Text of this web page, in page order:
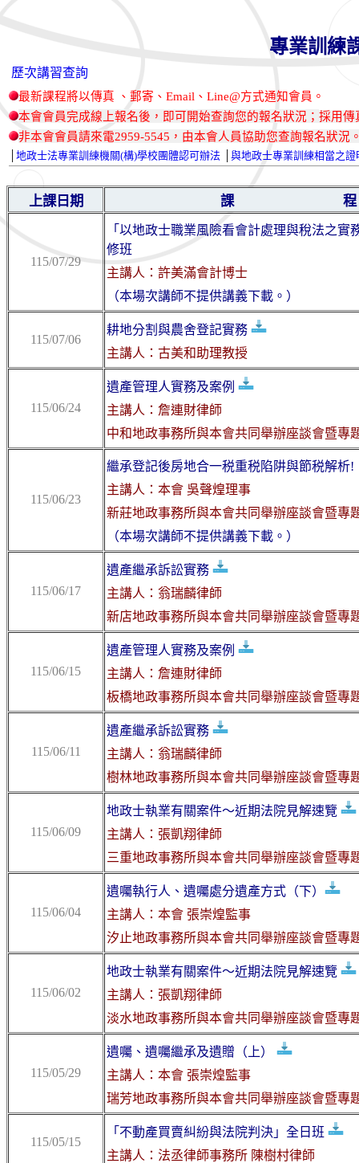
專業訓練
歷次講習查詢
最新課程將以傳真 、郵寄、Email、Line@方式通知會員。
本會會員完成線上報名後，即可開始查詢您的報名狀況； 採用傳
非本會會員請來電2959-5545，由本會人員協助您查詢報名狀況
地政士法專業訓練機關(構)學校團體認可辦法 與地政士專業訓練相當之
上課日期 課 程
115/07/29
「以地政士職業風險看會計處理與稅法之實
修班
主講人：許美滿會計博士
（本場次講師不提供講義下載。）
115/07/06
耕地分割與農舍登記實務
主講人：古美和助理教授
115/06/24
遺產管理人實務及案例
主講人：詹連財律師
中和地政事務所與本會共同舉辦座談會暨專
115/06/23
繼承登記後房地合一税重税陷阱與節税解析!
主講人：本會 吳聲煌理事
新莊地政事務所與本會共同舉辦座談會暨專
（本場次講師不提供講義下載。）
115/06/17
遺產繼承訴訟實務
主講人：翁瑞麟律師
新店地政事務所與本會共同舉辦座談會暨專
115/06/15
遺產管理人實務及案例
主講人：詹連財律師
板橋地政事務所與本會共同舉辦座談會暨專
115/06/11
遺產繼承訴訟實務
主講人：翁瑞麟律師
樹林地政事務所與本會共同舉辦座談會暨專
115/06/09
地政士執業有關案件〜近期法院見解速覽
主講人：張凱翔律師
三重地政事務所與本會共同舉辦座談會暨專
115/06/04
遺囑執行人、遺囑處分遺產方式（下）
主講人：本會 張崇煌監事
汐止地政事務所與本會共同舉辦座談會暨專
115/06/02
地政士執業有關案件〜近期法院見解速覽
主講人：張凱翔律師
淡水地政事務所與本會共同舉辦座談會暨專
115/05/29
遺囑、遺囑繼承及遺贈（上）
主講人：本會 張崇煌監事
瑞芳地政事務所與本會共同舉辦座談會暨專
115/05/15
「不動產買賣糾紛與法院判決」全日班
主講人：法丞律師事務所 陳樹村律師